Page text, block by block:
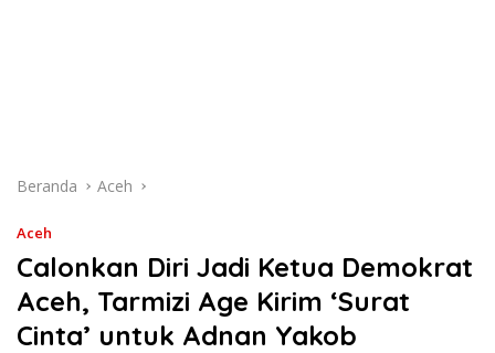
Beranda Aceh
Aceh
Calonkan Diri Jadi Ketua Demokrat
Aceh, Tarmizi Age Kirim ‘Surat
Cinta’ untuk Adnan Yakob